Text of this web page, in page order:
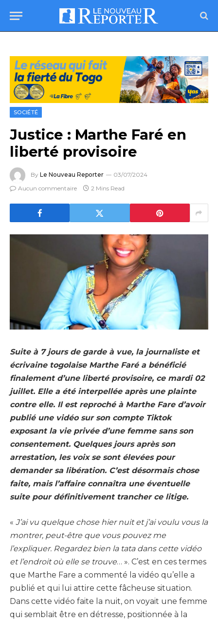
SOCIÉTÉ
Justice : Marthe Faré en
liberté provisoire
By Le Nouveau Reporter
03/07/2024
Aucun commentaire
2 Mins Read
Suite à 7 jours de garde à vue, la journaliste et
écrivaine togolaise Marthe Faré a bénéficié
finalement d’une liberté provisoire, ce mardi 02
juillet. Elle a été interpellée après une plainte
contre elle. Il est reproché à Marthe Fare d’avoir
publié une vidéo sur son compte Tiktok
exposant la vie privée d’une femme sans son
consentement. Quelques jours après son
arrestation, les voix se sont élevées pour
demander sa libération. C’est désormais chose
faite, mais l’affaire connaîtra une éventuelle
suite pour définitivement trancher ce litige.
« J’ai vu quelque chose hier nuit et j’ai voulu vous la
montrer, peut-être que vous pouvez me
l’expliquer. Regardez bien la tata dans cette vidéo
et l’endroit où elle se trouve… ». C’est en ces termes
que Marthe Fare a commenté la vidéo qu’elle a
publié et qui lui attire cette fâcheuse situation.
Dans cette vidéo faite la nuit, on voyait une femme
qui semblait être en détresse, positionnée à la